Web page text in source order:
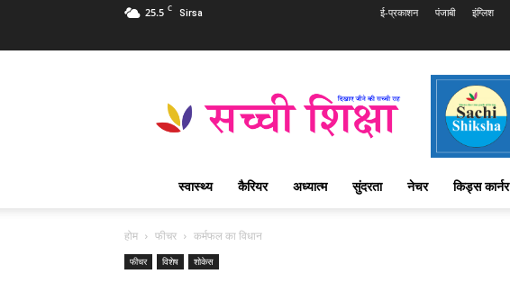
25.5 C Sirsa ई-प्रकाशन पंजाबी इंग्लिश
Shiksha
शिक्षा
स्वास्थ्य कैरियर अध्यात्म सुंदरता नेचर किड्स कार्नर
होम फीचर कर्मफल का विधान
फीचर विशेष शोकेस